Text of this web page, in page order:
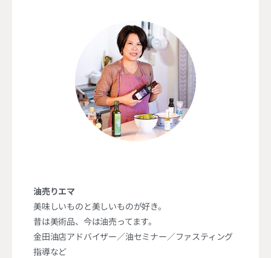
油売りエマ
美味しいものと美しいものが好き。
昔は美術品、今は油売ってます。
金田油店アドバイザー／油セミナー／ファスティング
指導など